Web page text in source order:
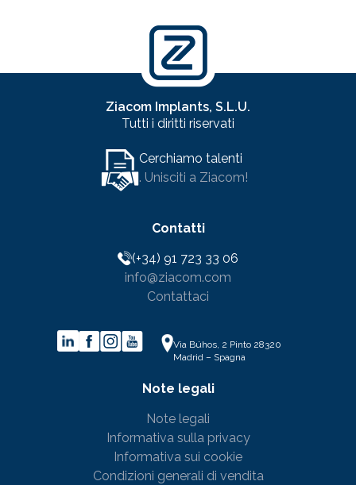
Note legali
Note legali
Informativa sulla privacy
Informativa sui cookie
Condizioni generali di vendita
Contatti
(+34) 91 723 33 06
info@ziacom.com
Contattaci
Ziacom Implants, S.L.U.
Tutti i diritti riservati
Cerchiamo talenti
. Unisciti a Ziacom!
Via Búhos, 2 Pinto 28320
Madrid – Spagna